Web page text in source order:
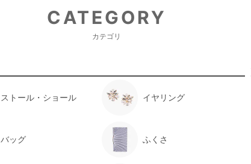
CATEGORY
カテゴリ
ストール・ショール イヤリング
バッグ ふくさ